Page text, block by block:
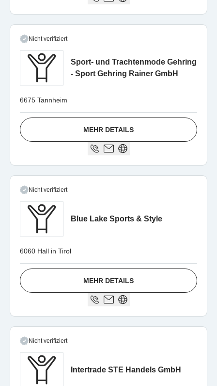
Nicht verifiziert
Sport- und Trachtenmode Gehring
- Sport Gehring Rainer GmbH
6675 Tannheim
MEHR DETAILS
Nicht verifiziert
Blue Lake Sports & Style
6060 Hall in Tirol
MEHR DETAILS
Nicht verifiziert
Intertrade STE Handels GmbH